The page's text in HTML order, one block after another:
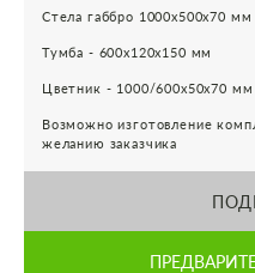
Стела габбро 1000х500х70 мм
Тумба - 600х120х150 мм
Цветник - 1000/600х50х70 мм
Возможно изготовление
желанию заказчика